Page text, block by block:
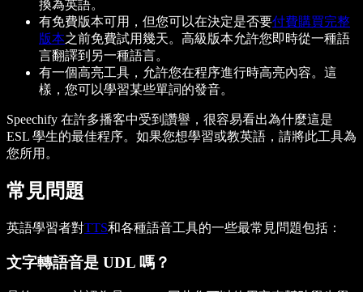
換為英語。
有免費版本可用，但您可以在決定是否要付費購買完整
版本之前免費試用幾天。高級版本允許您即時從一種語
言翻譯到另一種語言。
有一個高亮工具，允許您在程序進行時高亮內容。這
樣，您可以學習某些單詞的發音。
Speechify 在許多播客中受到讚譽，很容易看出為什麼這是
ESL 學生的最佳程序。如果您想學習或教英語，請將此工具為
您所用。
常見問題
英語學習者對TTS和各種語音工具的一些最常見問題包括：
文字轉語音是 UDL 嗎？